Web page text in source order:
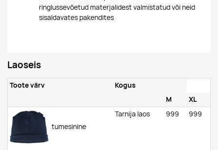
ringlussevõetud materjalidest valmistatud või neid
sisaldavates pakendites
Laoseis
Toote värv
Kogus
M
XL
tumesinine
Tarnija laos 999 999